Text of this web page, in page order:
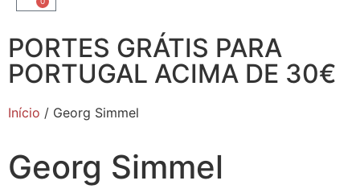
PORTES GRÁTIS PARA
PORTUGAL ACIMA DE 30€
Início / Georg Simmel
Georg Simmel